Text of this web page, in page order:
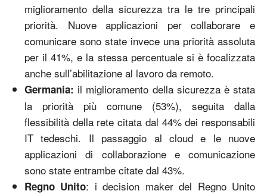
miglioramento della sicurezza tra le tre principali
priorità. Nuove applicazioni per collaborare e
comunicare sono state invece una priorità assoluta
per il 41%, e la stessa percentuale si è focalizzata
anche sull’abilitazione al lavoro da remoto.
Germania: il miglioramento della sicurezza è stata
la priorità più comune (53%), seguita dalla
flessibilità della rete citata dal 44% dei responsabili
IT tedeschi. Il passaggio al cloud e le nuove
applicazioni di collaborazione e comunicazione
sono state entrambe citate dal 43%.
Regno Unito: i decision maker del Regno Unito